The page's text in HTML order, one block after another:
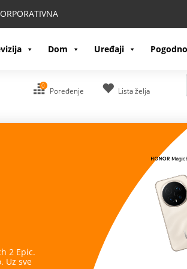
Dom Uređaji
0
Poređenje Lista želja
2 Epic.
Uz sve